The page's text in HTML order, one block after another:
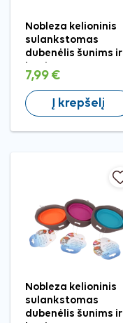
Nobleza kelioninis
sulankstomas
dubenėlis šunims ir
7,99 €
Į krepšelį
Nobleza kelioninis
sulankstomas
dubenėlis šunims ir